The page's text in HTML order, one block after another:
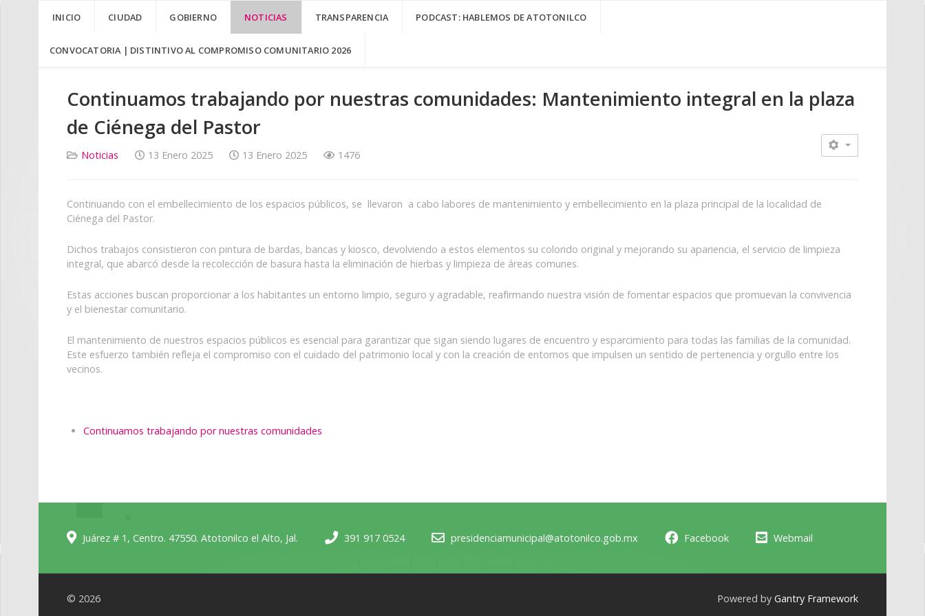
INICIO CIUDAD GOBIERNO NOTICIAS TRANSPARENCIA PODCAST: HABLEMOS DE ATOTONILCO
CONVOCATORIA | DISTINTIVO AL COMPROMISO COMUNITARIO 2026
Continuamos trabajando por nuestras comunidades: Mantenimiento integral en la plaza
de Ciénega del Pastor
Noticias 13 Enero 2025 13 Enero 2025 1476
Continuando con el embellecimiento de los espacios públicos, se llevaron a cabo labores de mantenimiento y embellecimiento en la plaza principal de la localidad de
Ciénega del Pastor.
Dichos trabajos consistieron con pintura de bardas, bancas y kiosco, devolviendo a estos elementos su colorido original y mejorando su apariencia, el servicio de limpieza
integral, que abarcó desde la recolección de basura hasta la eliminación de hierbas y limpieza de áreas comunes.
Estas acciones buscan proporcionar a los habitantes un entorno limpio, seguro y agradable, reafirmando nuestra visión de fomentar espacios que promuevan la convivencia
y el bienestar comunitario.
El mantenimiento de nuestros espacios públicos es esencial para garantizar que sigan siendo lugares de encuentro y esparcimiento para todas las familias de la comunidad.
Este esfuerzo también refleja el compromiso con el cuidado del patrimonio local y con la creación de entornos que impulsen un sentido de pertenencia y orgullo entre los
vecinos.
Continuamos trabajando por nuestras comunidades
Juárez # 1, Centro. 47550. Atotonilco el Alto, Jal. 391 917 0524 presidenciamunicipal@atotonilco.gob.mx Facebook Webmail
© 2026 Powered by Gantry Framework